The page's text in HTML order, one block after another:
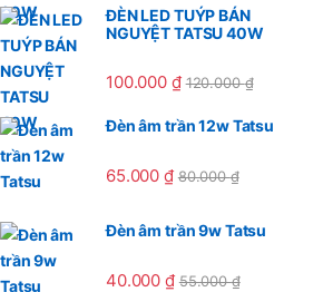
ĐÈN LED TUÝP BÁN
NGUYỆT TATSU 40W
100.000 ₫ 120.000₫
Đèn âm trần 12w Tatsu
65.000₫ 80.000₫
Đèn âm trần 9w Tatsu
40.000₫ 55.000₫